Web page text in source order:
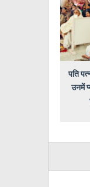
पति
उनमें